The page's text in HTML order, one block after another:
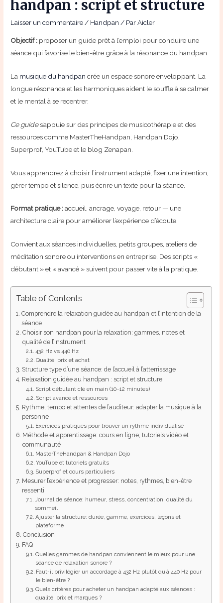
handpan : script et structure
Laisser un commentaire/ Handpan / ParAicler
Objectif : proposer un guide prêt à l’emploi pour conduire une
séance qui favorise le bien-être grâce à la résonance du handpan.
La musique du handpan crée un espace sonore enveloppant. La
longue résonance et les harmoniques aident le souffle à se calmer
et le mental à se recentrer.
Ce guides’appuie sur des principes de musicothérapie et des
ressources comme MasterTheHandpan, Handpan Dojo,
Superprof, YouTube et le blog Zenapan.
Vous apprendrez à choisir l’instrument adapté, fixer une intention,
gérer tempo et silence, puis écrire un texte pour la séance.
Format pratique :accueil, ancrage, voyage, retour — une
architecture claire pour améliorer l’expérience d’écoute.
Convient aux séances individuelles, petits groupes, ateliers de
méditation sonore ou interventions en entreprise. Des scripts «
débutant » et « avancé » suivent pour passer vite à la pratique.
Table of Contents
Comprendre la relaxation guidée au handpan et l’intention de la
séance
Choisir son handpan pour la relaxation: gammes, notes et
qualité de l’instrument
432 Hz vs 440 Hz
Qualité, prix et achat
Structure type d’une séance: de l’accueil à l’atterrissage
Relaxation guidée au handpan : script et structure
Script débutant clé en main (10–12 minutes)
Script avancé et ressources
Rythme, tempo et attentes de l’auditeur: adapter la musique à la
personne
Exercices pratiques pour trouver un rythme individualisé
Méthode et apprentissage: cours en ligne, tutoriels vidéo et
communauté
MasterTheHandpan & Handpan Dojo
YouTube et tutoriels gratuits
Superprof et cours particuliers
Mesurer l’expérience et progresser: notes, rythmes, bien-être
ressenti
Journal de séance: humeur, stress, concentration, qualité du
sommeil
Ajuster la structure: durée, gamme, exercices, leçons et
plateforme
Conclusion
FAQ
Quelles gammes de handpan conviennent le mieux pour une
séance de relaxation sonore ?
Faut-il privilégier un accordage à 432 Hz plutôt qu’à 440 Hz pour
le bien-être ?
Quels critères pour acheter un handpan adapté aux séances :
qualité, prix et marques ?